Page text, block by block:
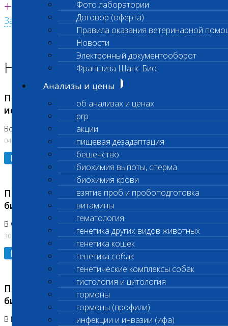
+7 495 260 0 260
Заказать звонок с сайта
Фото лаборатории
Договор (оферта)
Правила оказания ветеринарной
Новости
Электронный документооборот
Франшиза Шанс Био
Анализы и цены
об анализах и ценах
prp
акции
пищевая дезадаптация
бешенство
биохимия выпоты, сперма
биохимия крови
взятие проб и пробоподготовка
витамины
гематология
генетика других видов животных
генетика кошек
генетика собак
генетические комплексы собак
гистология и цитология
гормоны
гормоны (профили)
инфекции и инвазии (ифа)
Главная страница
Новости лаборатории
Приостановка срочных биохимических
исследований
Во Владыкино
04.08.2026
Подробнее
Приостановлено выполнение срочных
биохимических исследований
В Сколково. Код (123,309,310)
30.07.2026
Подробнее
Приостановлено выполнение срочных
биохимических исследований
В Бутово 29.07.26